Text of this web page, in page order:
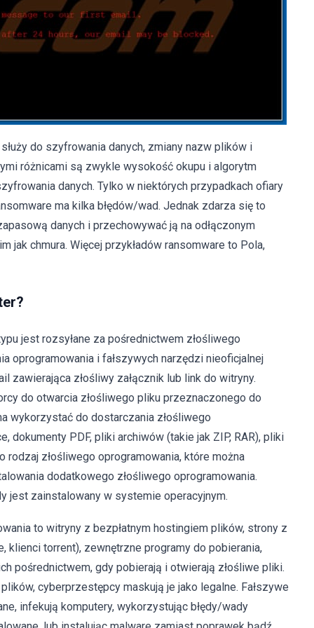
do szyfrowania danych, zmiany nazw plików i
różnicami są zwykle wysokość okupu i algorytm
danych. Tylko w niektórych przypadkach ofiary
ma kilka błędów/wad. Jednak zdarza się to
danych i przechowywać ją na odłączonym
jak chmura. Więcej przykładów ransomware to Pola,
jest rozsyłane za pośrednictwem złośliwego
oprogramowania i fałszywych narzędzi nieoficjalnej
zawierająca złośliwy załącznik lub link do witryny.
do otwarcia złośliwego pliku przeznaczonego do
wykorzystać do dostarczania złośliwego
dokumenty PDF, pliki archiwów (takie jak ZIP, RAR), pliki
rodzaj złośliwego oprogramowania, które można
dodatkowego złośliwego oprogramowania.
jest zainstalowany w systemie operacyjnym.
to witryny z bezpłatnym hostingiem plików, strony z
torrent), zewnętrzne programy do pobierania,
pośrednictwem, gdy pobierają i otwierają złośliwe pliki.
cyberprzestępcy maskują je jako legalne. Fałszywe
infekują komputery, wykorzystując błędy/wady